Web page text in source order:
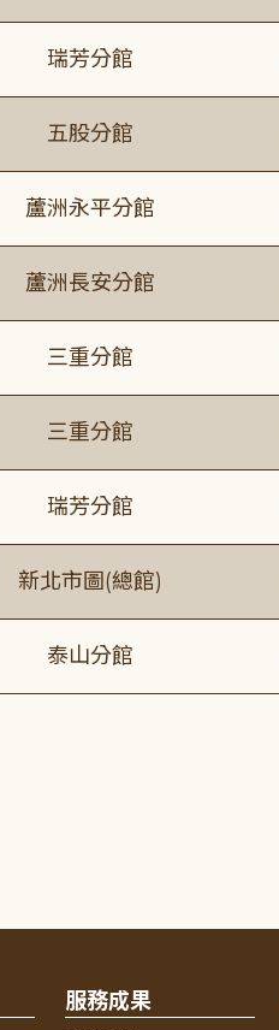
瑞芳分館
五股分館
蘆洲永平分館
蘆洲長安分館
三重分館
三重分館
瑞芳分館
新北市圖(總館)
泰山分館
服務成果